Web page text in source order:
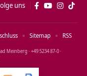
uns
Meinberg · +49 5234 87‑0 ·
Sitemap RSS